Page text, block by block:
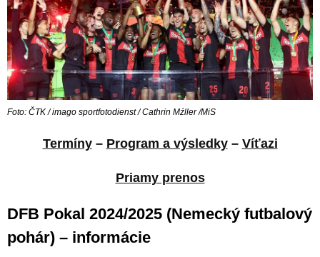
Foto: ČTK / imago sportfotodienst / Cathrin Mźller /MiS
Termíny– Program a výsledky– Víťazi
Priamy prenos
DFB Pokal 2024/2025 (Nemecký futbalový
pohár) – informácie